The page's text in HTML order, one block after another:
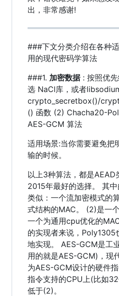
出，非常感谢!
###下文分类介绍在各种
用的现代密码学算法
###1. 加密数据: 按照优先
选 NaCl库，或者
crypto_secretbox()/
() 函数 (2) Chacha20-
AES-GCM 算法
适用场景:当你需要避免把
输的时候。
以上3种算法，都是AEAD
2015年最好的选择。 其
类似：一个流加密模式的
式结构的MAC。 (2)是一
一个为通用cpu优化的
的实现者来说，Poly1305
地实现。 AES-GCM是工
用的就是AES-GCM)，现
为AES-GCM设计的硬件
指令支持的CPU上(比如
低于(2)。